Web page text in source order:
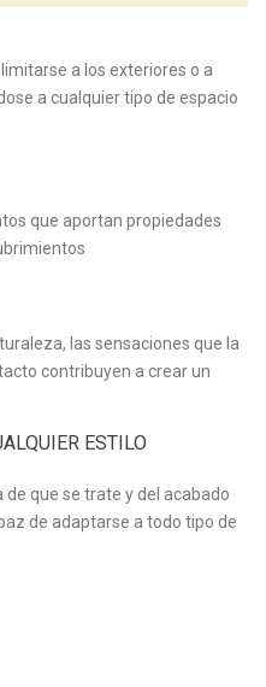
a los exteriores o a
a cualquier tipo de espacio
que aportan propiedades
las sensaciones que la
contribuyen a crear un
ESTILO
de que se trate y del acabado
de adaptarse a todo tipo de